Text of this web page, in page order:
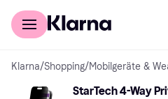
Für Shopper
Klarna/Shopping/Mobilgeräte &
StarTech 4-Way